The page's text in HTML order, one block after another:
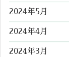
2024年5月
2024年4月
2024年3月